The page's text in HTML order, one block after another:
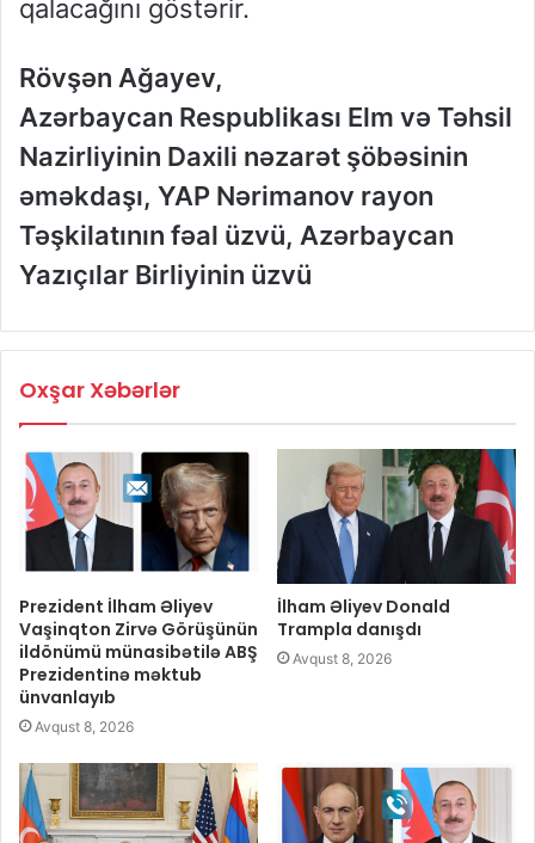
qalacağını göstərir.
Rövşən Ağayev,
Azərbaycan Respublikası Elm və Təhsil
Nazirliyinin Daxili nəzarət şöbəsinin
əməkdaşı, YAP Nərimanov rayon
Təşkilatının fəal üzvü, Azərbaycan
Yazıçılar Birliyinin üzvü
Oxşar Xəbərlər
Prezident İlham Əliyev
Vaşinqton Zirvə Görüşünün
ildönümü münasibətilə ABŞ
Prezidentinə məktub
ünvanlayıb
Avqust 8, 2026
İlham Əliyev Donald
Trampla danışdı
Avqust 8, 2026